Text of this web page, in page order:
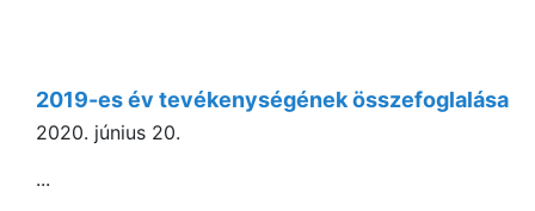
2019-es év tevékenységének összefoglalása
2020. június 20.
...